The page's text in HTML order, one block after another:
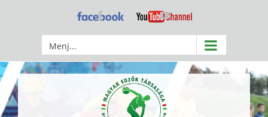
Facebook YouTube
Menj...